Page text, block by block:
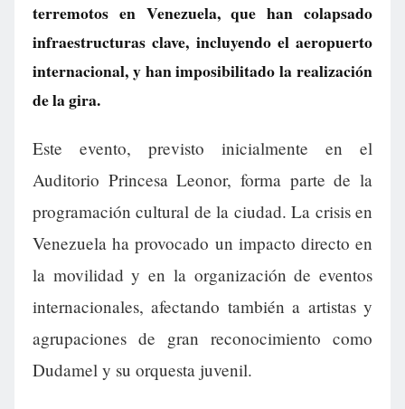
terremotos en Venezuela, que han colapsado
infraestructuras clave, incluyendo el aeropuerto
internacional, y han imposibilitado la realización
de la gira.
Este evento, previsto inicialmente en el
Auditorio Princesa Leonor, forma parte de la
programación cultural de la ciudad. La crisis en
Venezuela ha provocado un impacto directo en
la movilidad y en la organización de eventos
internacionales, afectando también a artistas y
agrupaciones de gran reconocimiento como
Dudamel y su orquesta juvenil.